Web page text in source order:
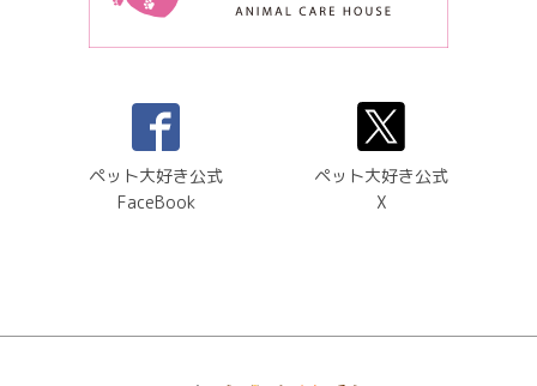
ペット大好き公式
FaceBook
ペット大好き公式
X